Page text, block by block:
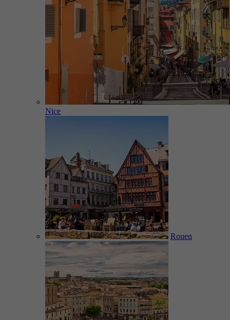
Nice
Rouen